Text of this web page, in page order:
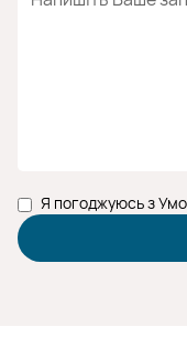
Я погоджуюсь з